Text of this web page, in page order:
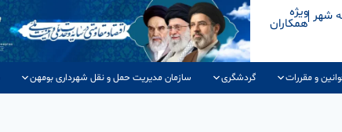
شهر ویژه
همکاران
و مقررات گردشگری سازمان مدیریت حمل و نقل شهرداری بومهن